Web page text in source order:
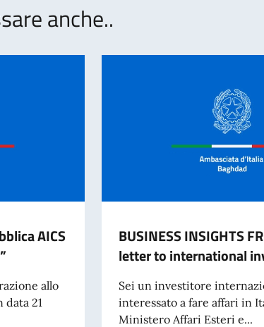
anche..
AICS
allo
21
BUSINESS INSIGHTS
letter to international
Sei un investitore
interessato a fare affari in
Ministero Affari Esteri e...